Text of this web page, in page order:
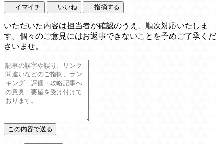
イマイチ いいね 指摘する
いただいた内容は担当者が確認のうえ、順次対応いたしま
す。個々のご意見にはお返事できないことを予めご了承くだ
さいませ。